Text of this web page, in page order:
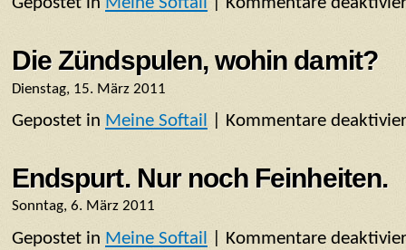
Die Zündspulen, wohin damit?
Dienstag, 15. März 2011
Gepostet in Meine Softail Kommentare
Endspurt. Nur noch Feinheiten.
Sonntag, 6. März 2011
Gepostet in Meine Softail Kommentare